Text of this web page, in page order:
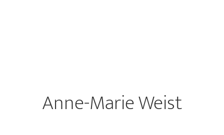
Anne-Marie Weist